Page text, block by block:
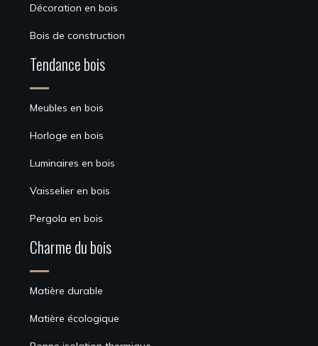
Décoration en bois
Bois de construction
Tendance bois
Meubles en bois
Horloge en bois
Luminaires en bois
Vaisselier en bois
Pergola en bois
Charme du bois
Matière durable
Matière écologique